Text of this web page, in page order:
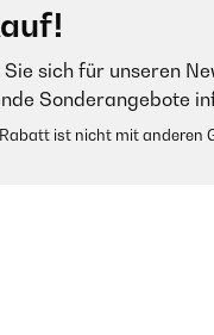
sich für unseren
Sonderangebote
Rabatt ist nicht mit anderen